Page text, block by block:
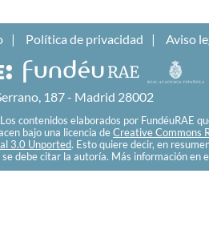
Política de privacidad Aviso
187 - Madrid 28002
contenidos elaborados por FundéuRAE
bajo una licencia de Creative Commons
3.0 Unported. Esto quiere decir, en
debe citar la autoría. Más información en